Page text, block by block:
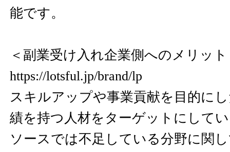
能です。
＜副業受け入れ企業側へのメリッ
https://lotsful.jp/brand/lp
スキルアップや事業貢献を目的に
績を持つ人材をターゲットにして
ソースでは不足している分野に関